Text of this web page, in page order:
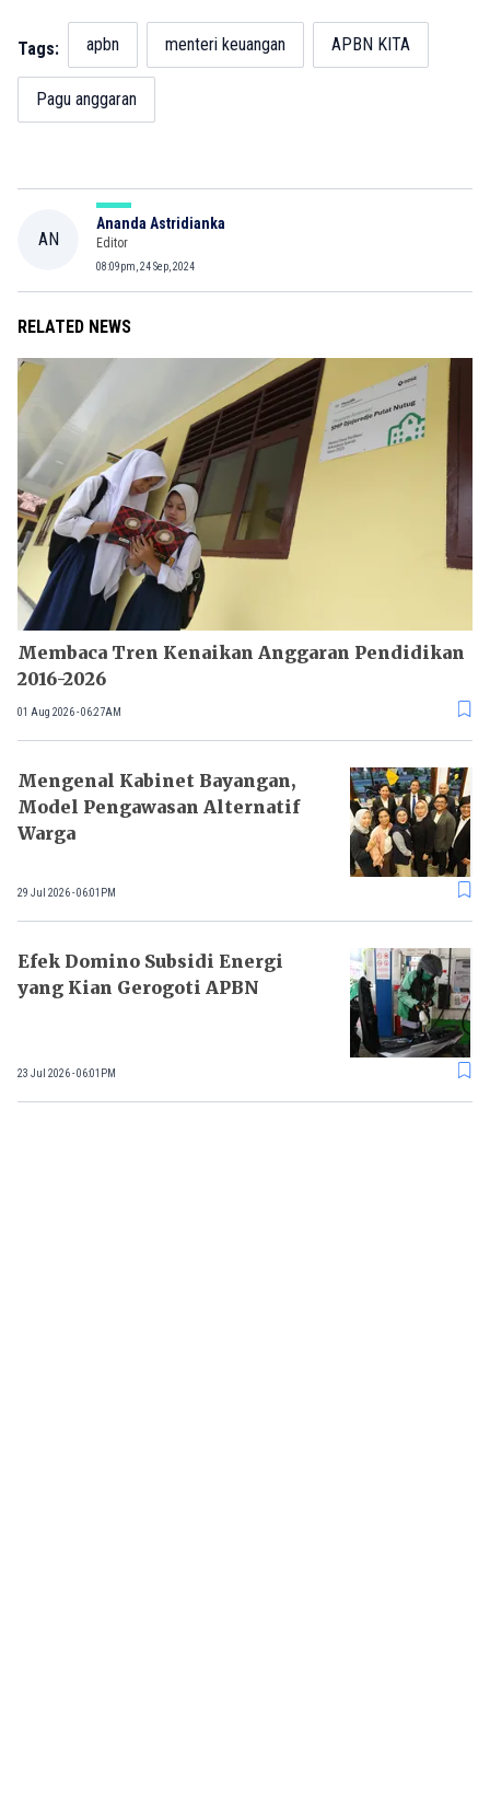
Tags: apbn menteri keuangan APBN KITA
Pagu anggaran
AN
Ananda Astridianka
Editor
08:09pm, 24 Sep, 2024
RELATED NEWS
Membaca Tren Kenaikan Anggaran Pendidikan
2016-2026
01 Aug 2026 - 06:27AM
Mengenal Kabinet Bayangan,
Model Pengawasan Alternatif
Warga
29 Jul 2026 - 06:01PM
Efek Domino Subsidi Energi
yang Kian Gerogoti APBN
23 Jul 2026 - 06:01PM